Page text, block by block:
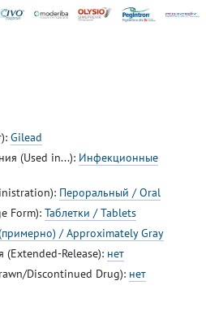
Gilead
(Used in...): Инфекционные
Пероральный / Oral
Form): Таблетки / Tablets
/ Approximately Gray
(Extended-Release): нет
Discontinued Drug): нет